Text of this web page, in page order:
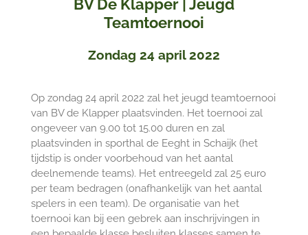
BV De Klapper | Jeugd
Teamtoernooi
Zondag 24 april 2022
Op zondag 24 april 2022 zal het jeugd teamtoernooi
van BV de Klapper plaatsvinden. Het toernooi zal
ongeveer van 9.00 tot 15.00 duren en zal
plaatsvinden in sporthal de Eeght in Schaijk (het
tijdstip is onder voorbehoud van het aantal
deelnemende teams). Het entreegeld zal 25 euro
per team bedragen (onafhankelijk van het aantal
spelers in een team). De organisatie van het
toernooi kan bij een gebrek aan inschrijvingen in